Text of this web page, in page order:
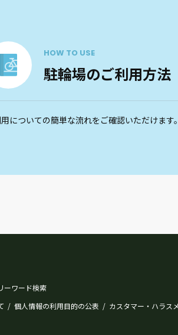
HOW TO USE
駐輪場のご利用方法
についての簡単な流れをご確認いただけます。
ーワード検索
/ 個人情報の利用目的の公表 / カスタマー・ハラス